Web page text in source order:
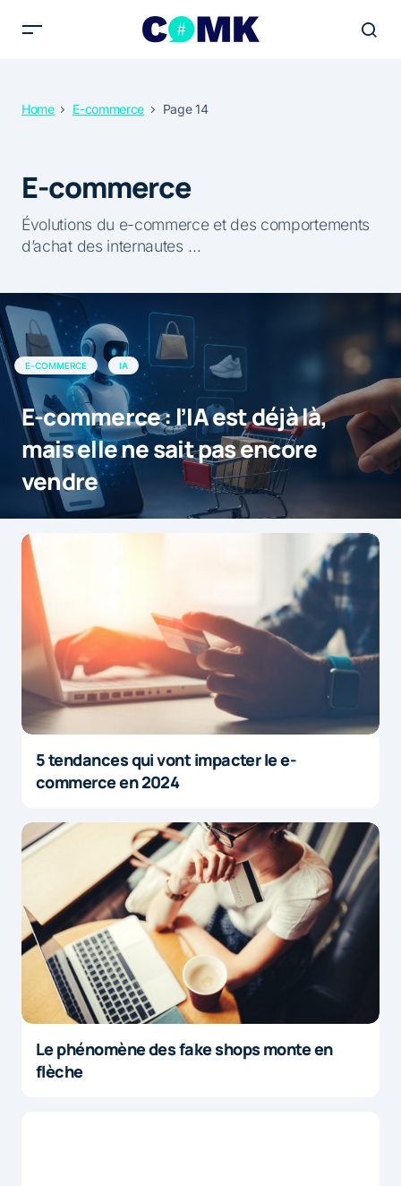
Home E-commerce Page 14
E-commerce
Évolutions du e-commerce et des comportements
d’achat des internautes …
E-COMMERCE IA
E-commerce : l’IA est déjà là,
mais elle ne sait pas encore
vendre
5 tendances qui vont impacter le e-
commerce en 2024
Le phénomène des fake shops monte en
flèche